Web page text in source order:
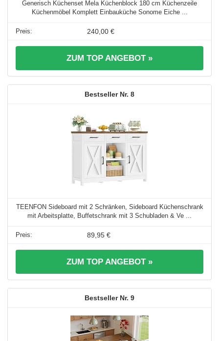
Generisch Küchenset Mela Küchenblock 180 cm Küchenzeile
Küchenmöbel Komplett Einbauküche Sonome Eiche ...
240,00 €
ZUM TOP ANGEBOT »
8
TEENFON Sideboard mit 2 Schränken, Sideboard Küchenschrank
mit Arbeitsplatte, Buffetschrank mit 3 Schubladen & Ve ...
89,95 €
ZUM TOP ANGEBOT »
9